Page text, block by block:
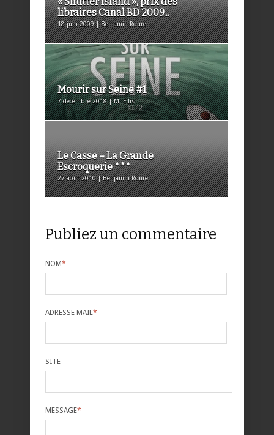
libraires Canal BD 2009...
18 juin 2009 | Benjamin Roure
Mourir sur Seine #1
7 décembre 2018 | M. Ellis
Le Casse – La Grande
Escroquerie ***
27 août 2010 | Benjamin Roure
Publiez un commentaire
NOM*
ADRESSE MAIL*
SITE
MESSAGE*